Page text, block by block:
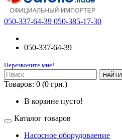
050-337-64-39 050-385-17-30
050-337-64-39
Перезвоните мне!
НАЙТИ
Товаров: 0 (0 грн.)
В корзине пусто!
Каталог товаров
Насосное оборудоваение